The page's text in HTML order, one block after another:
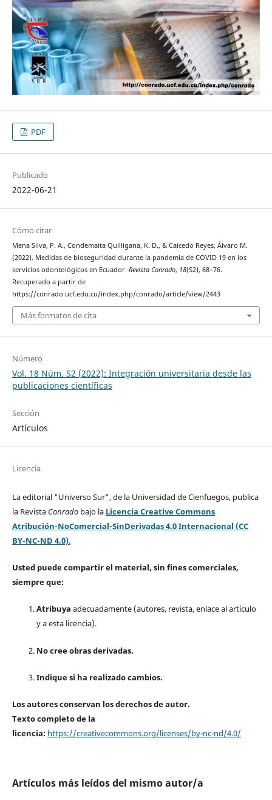
PDF
Publicado
2022-06-21
Cómo citar
Mena Silva, P. A., Condemaita Quilligana, K. D., & Caicedo Reyes, Álvaro M.
(2022). Medidas de bioseguridad durante la pandemia de COVID 19 en los
servicios odontológicos en Ecuador. Revista Conrado, 18(S2), 68–76.
Recuperado a partir de
https://conrado.ucf.edu.cu/index.php/conrado/article/view/2443
Más formatos de cita
Número
Vol. 18 Núm. S2 (2022): Integración universitaria desde las
publicaciones científicas
Sección
Artículos
Licencia
La editorial "Universo Sur", de la Universidad de Cienfuegos, publica
la Revista Conradobajo la Licencia Creative Commons
Atribución-NoComercial-SinDerivadas 4.0 Internacional (CC
BY-NC-ND 4.0).
Usted puede compartir el material, sin fines comerciales,
siempre que:
Atribuya adecuadamente (autores, revista, enlace al artículo
y a esta licencia).
No cree obras derivadas.
Indique si ha realizado cambios.
Los autores conservan los derechos de autor.
Texto completo de la
licencia: https://creativecommons.org/licenses/by-nc-nd/4.0/
Artículos más leídos del mismo autor/a